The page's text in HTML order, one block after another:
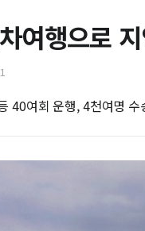
여행으로
여회 운행, 4천여명 수